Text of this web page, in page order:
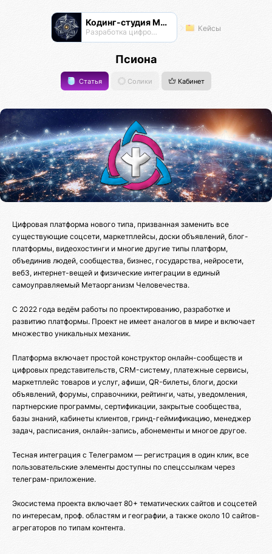
Кодинг-студия Магнатор
Разработка цифровых продуктов Кейсы
Псиона
Статья Солики Кабинет
Цифровая платформа нового типа, призванная заменить все
существующие соцсети, маркетплейсы, доски объявлений, блог-
платформы, видеохостинги и многие другие типы платформ,
объединив людей, сообщества, бизнес, государства, нейросети,
веб3, интернет-вещей и физические интеграции в единый
самоуправляемый Метаорганизм Человечества.
С 2022 года ведём работы по проектированию, разработке и
развитию платформы. Проект не имеет аналогов в мире и включает
множество уникальных механик.
Платформа включает простой конструктор онлайн-сообществ и
цифровых представительств, CRM-систему, платежные сервисы,
маркетплейс товаров и услуг, афиши, QR-билеты, блоги, доски
объявлений, форумы, справочники, рейтинги, чаты, уведомления,
партнерские программы, сертификации, закрытые сообщества,
базы знаний, кабинеты клиентов, гринд-геймификацию, менеджер
задач, расписания, онлайн-запись, абонементы и многое другое.
Тесная интеграция с Телеграмом — регистрация в один клик, все
пользовательские элементы доступны по спецссылкам через
телеграм-приложение.
Экосистема проекта включает 80+ тематических сайтов и соцсетей
по интересам, проф. областям и географии, а также около 10 сайтов-
агрегаторов по типам контента.